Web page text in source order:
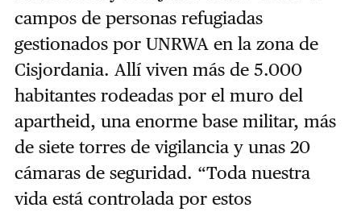
campos de personas refugiadas
gestionados por UNRWA en la zona de
Cisjordania. Allí viven más de 5.000
habitantes rodeadas por el muro del
apartheid, una enorme base militar, más
de siete torres de vigilancia y unas 20
cámaras de seguridad. “Toda nuestra
vida está controlada por estos